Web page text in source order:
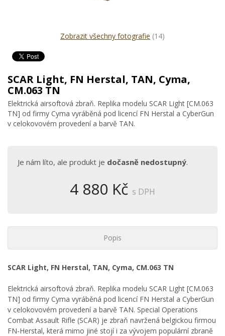
Zobrazit všechny fotografie (14)
SCAR Light, FN Herstal, TAN, Cyma,
CM.063 TN
Elektrická airsoftová zbraň. Replika modelu SCAR Light [CM.063
TN] od firmy Cyma vyráběná pod licencí FN Herstal a CyberGun
v celokovovém provedení a barvě TAN.
Je nám líto, ale produkt je dočasně nedostupný.
4 880 Kč s DPH
Popis
SCAR Light, FN Herstal, TAN, Cyma, CM.063 TN
Elektrická airsoftová zbraň. Replika modelu SCAR Light [CM.063
TN] od firmy Cyma vyráběná pod licencí FN Herstal a CyberGun
v celokovovém provedení a barvě TAN. Special Operations
Combat Assault Rifle (SCAR) je zbraň navržená belgickou firmou
FN-Herstal, která mimo jiné stojí i za vývojem populární zbraně